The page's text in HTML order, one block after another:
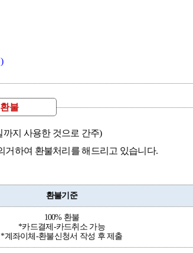
환불
지 사용한 것으로 간주)
거하여 환불처리를 해드리고 있습니다.
환불기준
100% 환불
*카드결제-카드취소 가능
*계좌이체-환불신청서 작성 후 제출